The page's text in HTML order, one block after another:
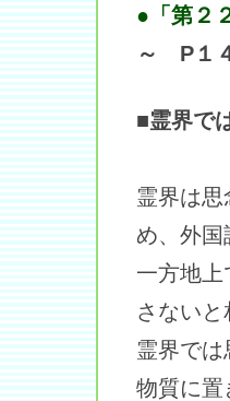
●「第２
～ P１
■霊界で
霊界は
め、外
一方地
さないと
霊界で
物質に置